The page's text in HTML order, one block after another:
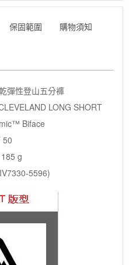
保固範圍 購物須知
彈性登山五分褲
LONG SHORT
Biface
50
g
5596)